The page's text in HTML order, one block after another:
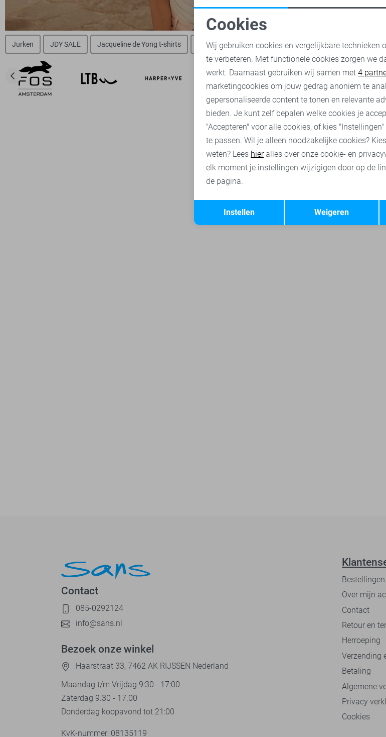
84,00
Jurken JDY SALE Jacqueline de Yong t-shirts Jacqueline de Yong broeken Jacqueline de Yong truien
Contact
085-0292124
info@sans.nl
Bezoek onze winkel
Haarstraat 33, 7462 AK RIJSSEN Nederland
Maandag t/m Vrijdag 9:30 - 17:00
Zaterdag 9.30 - 17.00
Donderdag koopavond tot 21:00
KvK-nummer: 08135119
Bestellingen
Over mijn
Contact
Retour en
Herroeping
Verzending
Betaling
Algemene
Privacy
Cookies
Noodzakelijke cookies
Analytische cookies
Terug
Cookies
Wij gebruiken cookies en vergelijkbare technieken
te verbeteren. Met functionele cookies zorgen we
werkt. Daarnaast gebruiken wij samen met 4
marketingcookies om jouw gedrag anoniem te
gepersonaliseerde content te tonen en relevante
bieden. Je kunt zelf bepalen welke cookies je
"Accepteren" voor alle cookies, of kies
te passen. Wil je alleen noodzakelijke cookies?
weten? Lees hieralles over onze cookie- en
elk moment je instellingen wijzigigen door op de
de pagina.
Weigeren
Instellen